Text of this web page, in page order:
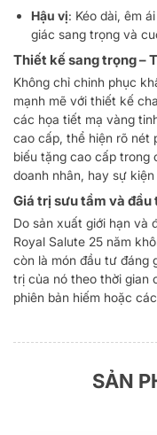
Hậu vị: Kéo dài, êm
giác sang trọng và
Thiết kế sang trọng –
Không chỉ chinh phục
mạnh mẽ với thiết kế
các họa tiết mạ vàng
cao cấp, thể hiện rõ nét
biếu tặng cao cấp trong
doanh nhân, hay sự kiện
Giá trị sưu tầm và đầu
Do sản xuất giới hạn và
Royal Salute 25 năm
còn là món đầu tư đáng
trị của nó theo thời gian
phiên bản hiếm hoặc
SẢN